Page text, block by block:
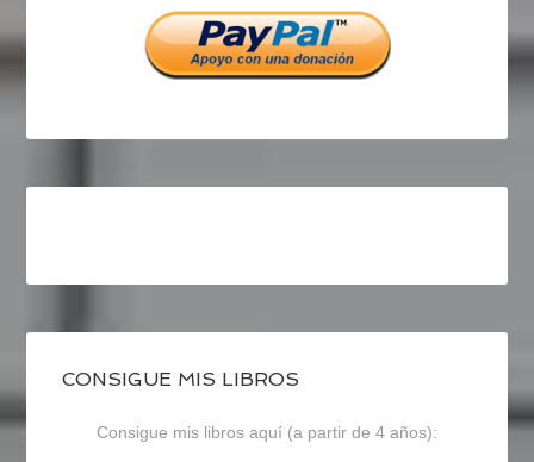
CONSIGUE MIS LIBROS
Consigue mis libros aquí (a partir de 4 años):